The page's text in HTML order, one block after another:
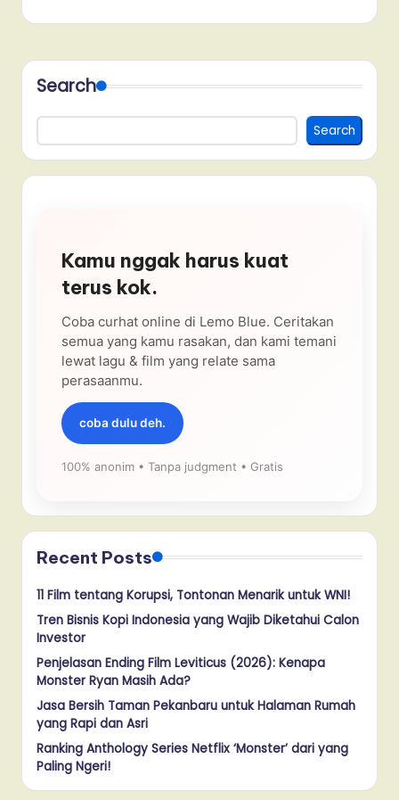
Search
Search
Kamu nggak harus kuat
terus kok.
Coba curhat online di Lemo Blue. Ceritakan
semua yang kamu rasakan, dan kami temani
lewat lagu & film yang relate sama
perasaanmu.
coba dulu deh.
100% anonim • Tanpa judgment • Gratis
Recent Posts
11 Film tentang Korupsi, Tontonan Menarik untuk WNI!
Tren Bisnis Kopi Indonesia yang Wajib Diketahui Calon
Investor
Penjelasan Ending Film Leviticus (2026): Kenapa
Monster Ryan Masih Ada?
Jasa Bersih Taman Pekanbaru untuk Halaman Rumah
yang Rapi dan Asri
Ranking Anthology Series Netflix ‘Monster’ dari yang
Paling Ngeri!